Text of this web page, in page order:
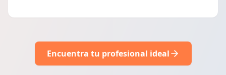
Encuentra tu profesional ideal